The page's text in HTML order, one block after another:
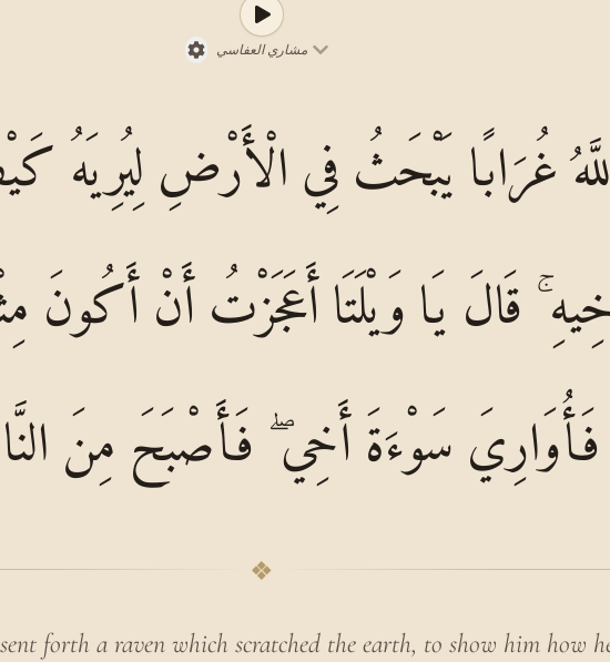
مشاري العفاسي
غُرَابًا يَبْحَثُ فِي الْأَرْضِ لِيُرِيَهُ
قَالَ يَا وَيْلَتَا أَعَجَزْتُ أَنْ أَكُونَ
فَأُوَارِيَ سَوْءَةَ أَخِي ۖ فَأَصْبَحَ مِنَ
❖
forth a raven which scratched the earth, to show him how